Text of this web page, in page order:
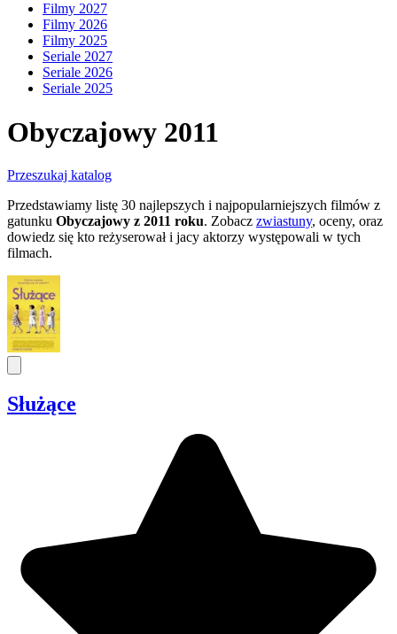
Filmy 2027
Filmy 2026
Filmy 2025
Seriale 2027
Seriale 2026
Seriale 2025
Obyczajowy 2011
Przeszukaj katalog
Przedstawiamy listę 30 najlepszych i najpopularniejszych filmów z
gatunku Obyczajowy z 2011 roku. Zobacz zwiastuny, oceny, oraz
dowiedz się kto reżyserował i jacy aktorzy występowali w tych
filmach.
Służące